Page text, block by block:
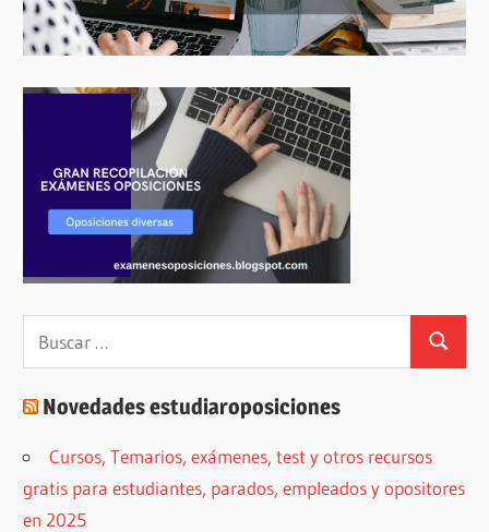
Buscar
Novedades estudiaroposiciones
Cursos, Temarios, exámenes, test y otros recursos
gratis para estudiantes, parados, empleados y opositores
en 2025